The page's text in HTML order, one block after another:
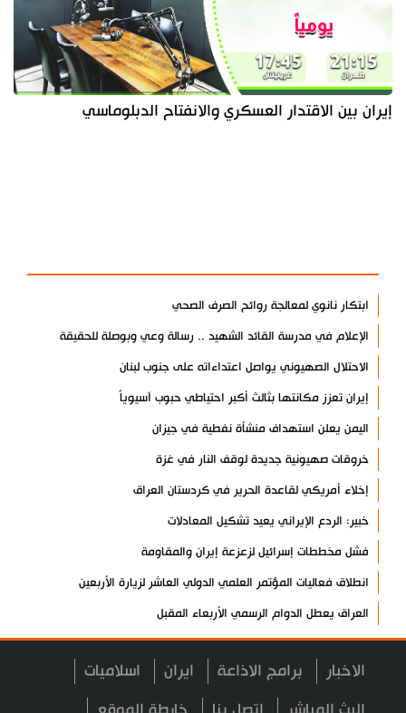
إيران بين الاقتدار العسكري والانفتاح الدبلوماسي
ابتكار نانوي لمعالجة روائح الصرف الصحي
الإعلام في مدرسة القائد الشهيد .. رسالة وعي وبوصلة للحقيقة
الاحتلال الصهيوني يواصل اعتداءاته على جنوب لبنان
إيران تعزز مكانتها بثالث أكبر احتياطي حبوب آسيوياً
اليمن يعلن استهداف منشأة نفطية في جيزان
خروقات صهيونية جديدة لوقف النار في غزة
إخلاء أمريكي لقاعدة الحرير في كردستان العراق
خبير: الردع الإيراني يعيد تشكيل المعادلات
فشل مخططات إسرائيل لزعزعة إيران والمقاومة
انطلاق فعاليات المؤتمر العلمي الدولي العاشر لزيارة الأربعين
العراق يعطل الدوام الرسمي الأربعاء المقبل
مسؤول عسكري: نظامنا القائم في مضيق هرمز لا رجعة عنه
سيرة الشهداء المدافعين عن المراقد المقدسة في رحاب الثقافة
العربية
الاخبار برامج الاذاعة ايران اسلاميات